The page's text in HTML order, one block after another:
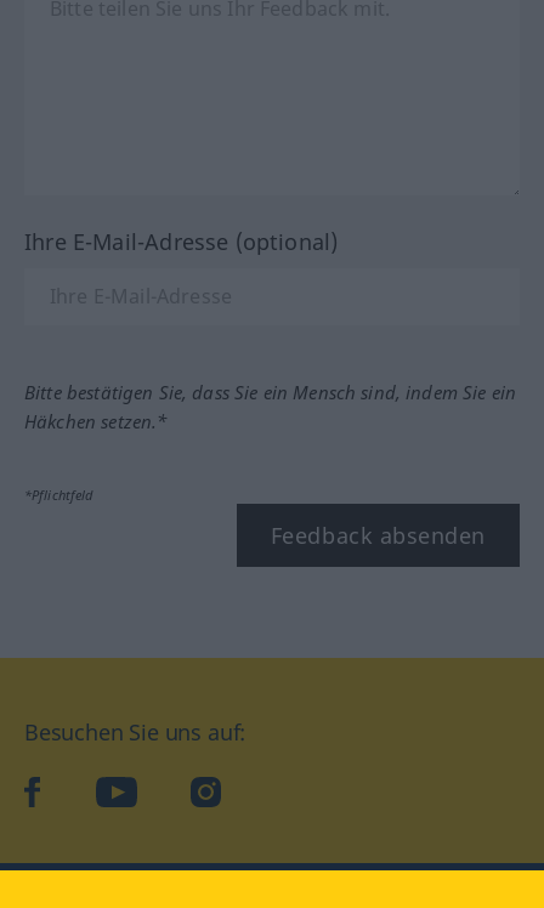
Ihre E-Mail-Adresse (optional)
Bitte bestätigen Sie, dass Sie ein Mensch sind, indem Sie ein
Häkchen setzen.*
*Pflichtfeld
Feedback absenden
Besuchen Sie uns auf:
facebookYouTube Instagram